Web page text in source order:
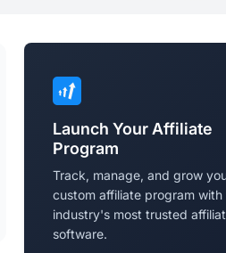
Launch Your Affiliate
Program
Track, manage, and grow
custom affiliate program with
industry's most trusted
software.